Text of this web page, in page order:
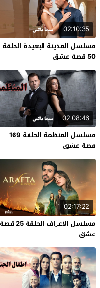
02:10:35
مسلسل المدينة البعيدة الحلقة
50 قصة عشق
02:08:46
مسلسل المنظمة الحلقة 169
قصة عشق
02:17:22
مسلسل الاعراف الحلقة 25 قصة
عشق